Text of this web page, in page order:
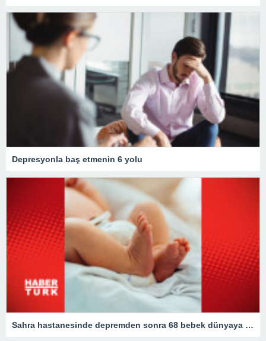
Depresyonla baş etmenin 6 yolu
Sahra hastanesinde depremden sonra 68 bebek dünyaya geldi